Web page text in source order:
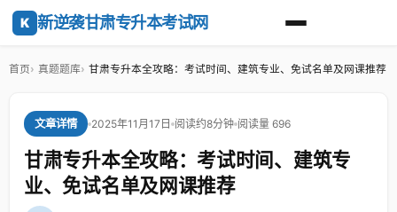
K 新逆袭甘肃专升本考试网
首页 真题题库 甘肃专升本全攻略：考试时间、建筑专业、免试名单及网课推荐
文章详情 2025年11月17日 阅读约8分钟 阅读量 696
甘肃专升本全攻略：考试时间、建筑专
业、免试名单及网课推荐